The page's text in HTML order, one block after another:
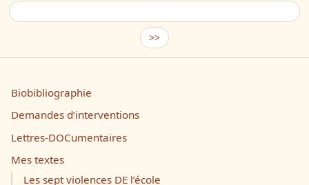
Biobibliographie
Demandes d’interventions
Lettres-DOCumentaires
Mes textes
Les sept violences DE l’école